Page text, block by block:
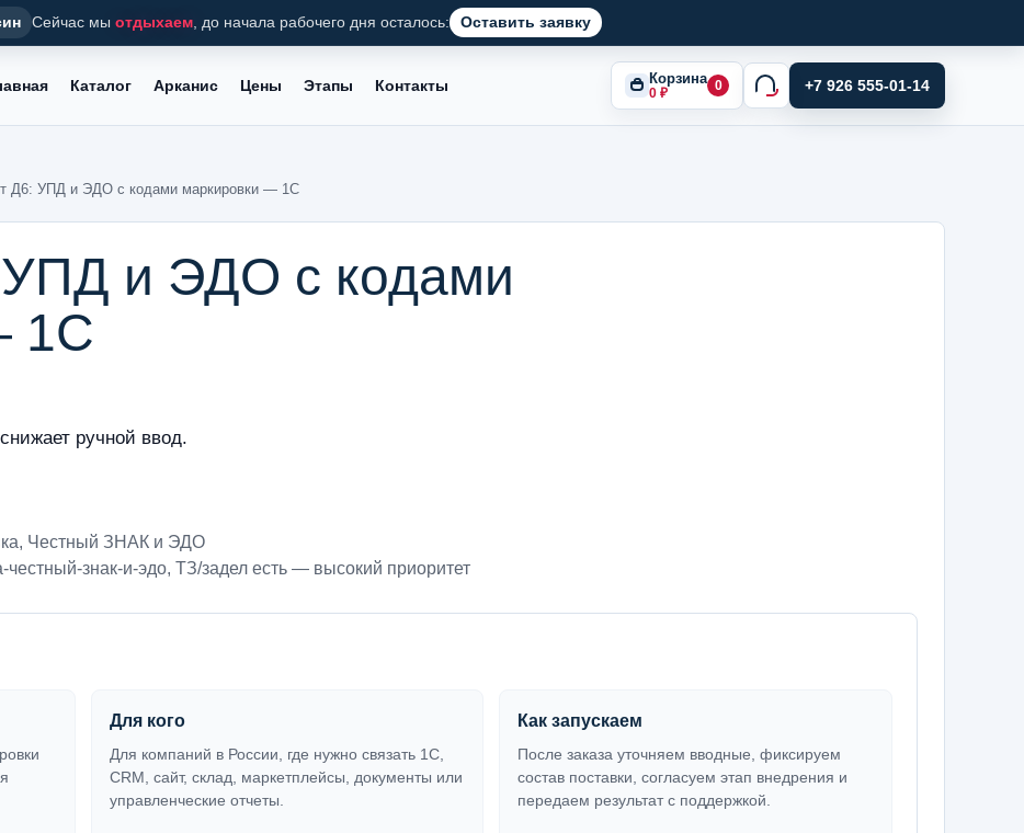
Сейчас мы отдыхаем , до начала рабочего дня осталось: Оставить заявку
Каталог Арканис Цены Этапы Контакты Корзина
0 ₽ 0 +7 926 555-01-14
Д6: УПД и ЭДО с кодами маркировки — 1С
и ЭДО с кодами
1С
ручной ввод.
Честный ЗНАК и ЭДО
честный-знак-и-эдо, ТЗ/задел есть — высокий приоритет
Для кого
Для компаний в России, где нужно связать 1С,
CRM, сайт, склад, маркетплейсы, документы или
управленческие отчеты.
Как запускаем
После заказа уточняем вводные, фиксируем
состав поставки, согласуем этап внедрения и
передаем результат с поддержкой.